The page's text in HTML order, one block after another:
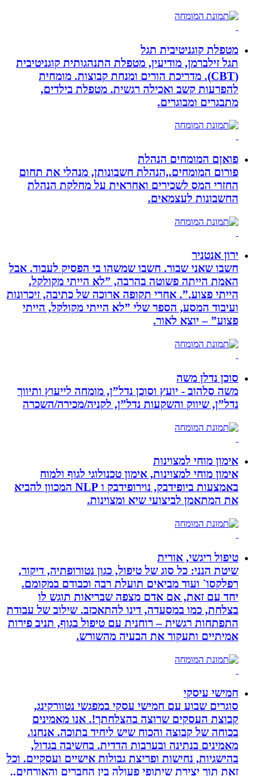
מטפלת קוגניטיבית תגל
תגל זילברמן, מודיעין, מטפלת התנהגותית קוגניטיבית
(CBT). מדריכת הורים ומנחת קבוצות. מומחית
להפרעות קשב ואכילה רגשית. מטפלת בילדים,
מתבגרים ומבוגרים.
פואןם המומחים הנהלת
פורום המומחים.,הנהלת חשבונותן, מנהלי את תחום
החזרי המס לשכירים ואחראית על מחלקת הנהלת
החשבונות לעצמאים.
ירון אנטניר
חשבו שאני שבור. חשבו שמשהו בי הפסיק לעבוד. אבל
האמת הייתה פשוטה בהרבה, ”לא הייתי מקולקל,
הייתי פצוע.”. אחרי תקופה ארוכה של כתיבה, זיכרונות
ועיבוד המסע, הספר שלי ”לא הייתי מקולקל, הייתי
פצוע” – יוצא לאור.
סוכן נדלן משה
משה סלהוב - יועץ וסוכן נדל”ן, מומחה לייעוץ ותיווך
נדל”ן, שיווק והשקעות נדל”ן, לקניה/מכירה/השכרה
אימון מוחי למצוינות
אימון מוחי למצוינות, אימון טכנולוגי לגוף ולמוח
באמצעות ביופידבק, נוירופידבק ו NLP המכוון להביא
את המתאמן לביצועי שיא ומצוינות.
טיפול ריגשי, אורית
שיטת הנני: כל סוג של טיפול, כגון נטורופתיה, דיקור,
רפלקסו` ועוד מביאים תועלת רבה וכבודם במקומם.
יחד עם זאת, אם אדם מצפה שבריאות תוגש לו
בצלחת, כמו במסעדה, דינו להתאכזב. שילוב של עבודת
התפתחות רגשית – רוחנית עם טיפול בגוף, תניב פירות
אמיתיים ותעקור את הבעיה מהשורש.
חמישי עיסקי
סוגרים שבוע עם חמישי עסקי במפגשי נטוורקינג,
קבוצת העסקים שרוצה בהצלחתך!. אנו מאמינים
בכוחה של קבוצה והכוח שיש ליחיד בתוכה. אנחנו.
מאמינים בנתינה ובערבות הדדית. בחשיבה בגדול,
בהישגיות, נחישות ופריצת גבולות אישיים ועסקיים. וכל
זאת תוך יצירת שיתופי פעולה בין החברים והאורחים..